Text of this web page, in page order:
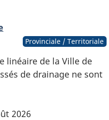
Provinciale / Territoriale
linéaire de la Ville de
de drainage ne sont
2026